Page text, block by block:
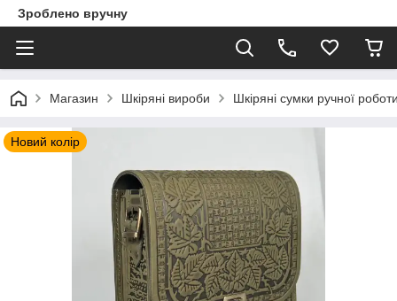
Зроблено вручну
Магазин Шкіряні вироби Шкіряні сумки ручної
Новий колір